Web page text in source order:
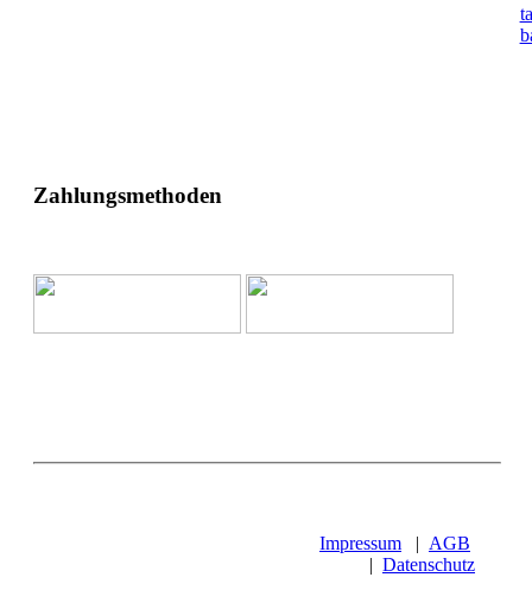
Zahlungsmethoden
Impressum | AGB
| Datenschutz